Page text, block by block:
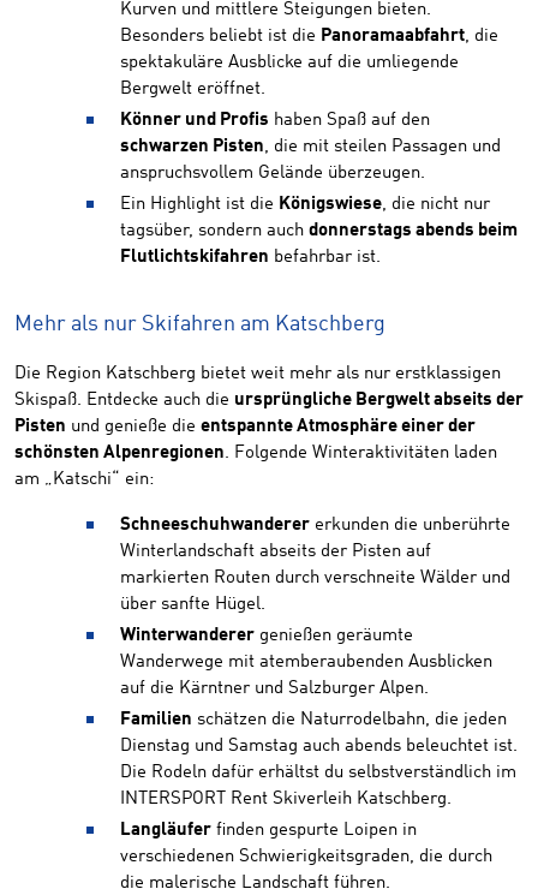
Kurven und mittlere Steigungen bieten.
Besonders beliebt ist die Panoramaabfahrt, die
spektakuläre Ausblicke auf die umliegende
Bergwelt eröffnet.
Könner und Profis haben Spaß auf den
schwarzen Pisten, die mit steilen Passagen und
anspruchsvollem Gelände überzeugen.
Ein Highlight ist die Königswiese, die nicht nur
tagsüber, sondern auch donnerstags abends beim
Flutlichtskifahren befahrbar ist.
Mehr als nur Skifahren am Katschberg
Die Region Katschberg bietet weit mehr als nur erstklassigen
Skispaß. Entdecke auch die ursprüngliche Bergwelt abseits der
Pisten und genieße die entspannte Atmosphäre einer der
schönsten Alpenregionen. Folgende Winteraktivitäten laden
am „Katschi“ ein:
Schneeschuhwanderer erkunden die unberührte
Winterlandschaft abseits der Pisten auf
markierten Routen durch verschneite Wälder und
über sanfte Hügel.
Winterwanderer genießen geräumte
Wanderwege mit atemberaubenden Ausblicken
auf die Kärntner und Salzburger Alpen.
Familien schätzen die Naturrodelbahn, die jeden
Dienstag und Samstag auch abends beleuchtet ist.
Die Rodeln dafür erhältst du selbstverständlich im
INTERSPORT Rent Skiverleih Katschberg.
Langläufer finden gespurte Loipen in
verschiedenen Schwierigkeitsgraden, die durch
die malerische Landschaft führen.